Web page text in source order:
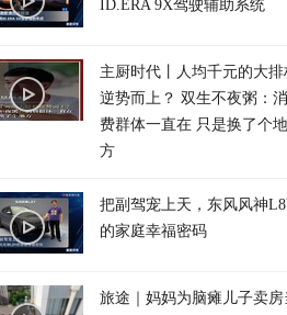
ID.ERA 9X驾驶辅助系统
主厨时代丨人均千元的大排
逆势而上？ 双生不夜粥：消
费群体一直在 只是换了个地
方
把副驾宠上天，东风风神
的家庭幸福密码
旅途｜妈妈为脑瘫儿子卖房